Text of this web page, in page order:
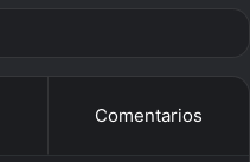
Comentarios